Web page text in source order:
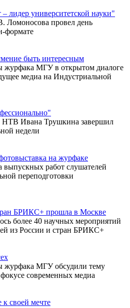
лидер университетской науки"
провел день
формате
быть интересным
журфака МГУ в открытом диалоге
медиа на Индустриальной
НТВ Ивана Трушкина завершил
недели
на журфаке
работ слушателей
переподготовки
БРИКС+ прошла в Москве
более 40 научных мероприятий
из России и стран БРИКС+
журфака МГУ обсудили тему
современных медиа
своей мечте